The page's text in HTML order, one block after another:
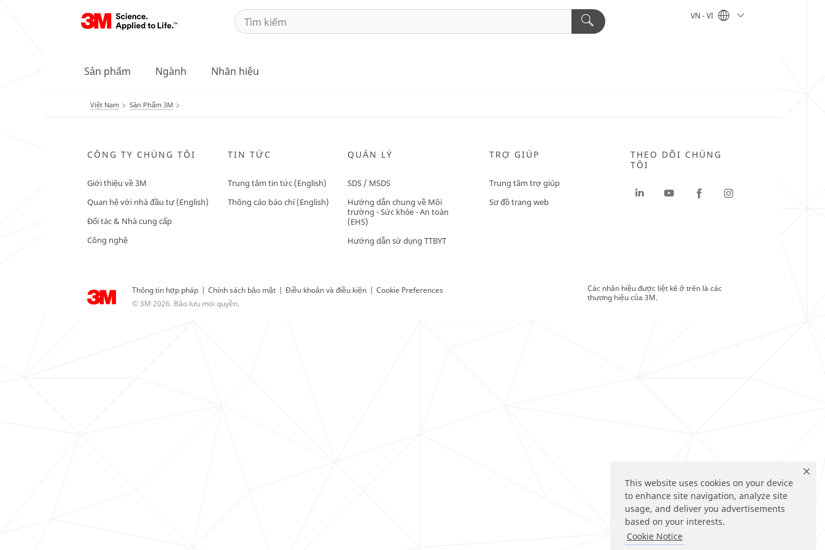
This website uses cookies on your device
to enhance site navigation, analyze site
usage, and deliver you advertisements
based on your interests.
Cookie Notice
VN - VI
Sản phẩm Ngành Nhãn hiệu
Việt Nam Sản Phẩm 3M
CÔNG TY CHÚNG TÔI
Giới thiệu về 3M
Quan hệ với nhà đầu tư (English)
Đối tác & Nhà cung cấp
Công nghệ
TIN TỨC
Trung tâm tin tức (English)
Thông cáo báo chí (English)
QUẢN LÝ
SDS / MSDS
Hướng dẫn chung về Môi
trường - Sức khỏe - An toàn
(EHS)
Hướng dẫn sử dụng TTBYT
TRỢ GIÚP
Trung tâm trợ giúp
Sơ đồ trang web
Thông tin hợp pháp | Chính sách bảo mật | Điều khoản và điều kiện | Cookie Preferences
© 3M 2026. Bảo lưu mọi quyền.
THEO DÕI CHÚNG
TÔI
Các nhãn hiệu được liệt kê ở trên là các
thương hiệu của 3M.